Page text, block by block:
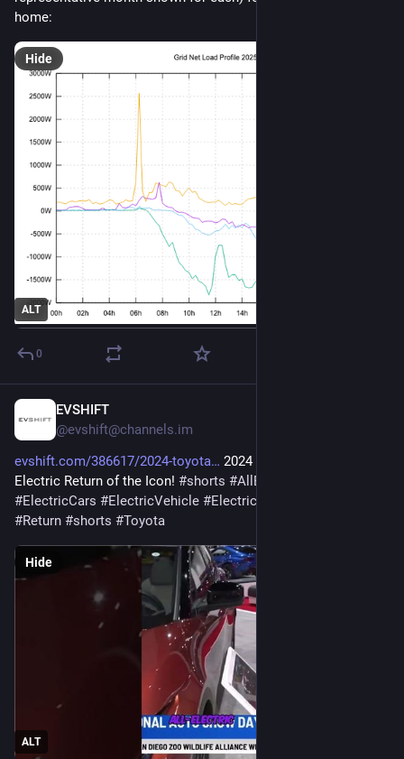
home:
ALT
Hide
0
EVSHIFT
@evshift@channels.im
evshift.com/386617/2024-toyota
2024 Toyota C-HR: All-
Electric Return of the Icon! #shorts #AllElectric
#ElectricCars #ElectricVehicle #ElectricVehicles
#Return #shorts #Toyota
ALT
Hide